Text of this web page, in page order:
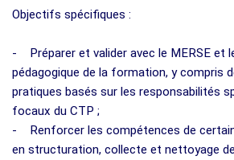
Objectifs spécifiques :
- Préparer et valider avec le MERSE et
pédagogique de la formation, y compris
pratiques basés sur les responsabilités
focaux du CTP ;
- Renforcer les compétences de
en structuration, collecte et nettoyage